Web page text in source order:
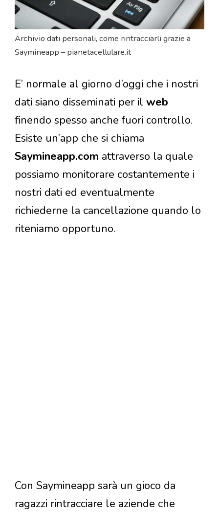
Archivio dati personali, come rintracciarli grazie a
Saymineapp – pianetacellulare.it
E’ normale al giorno d’oggi che i nostri
dati siano disseminati per il web
finendo spesso anche fuori controllo.
Esiste un’app che si chiama
Saymineapp.com attraverso la quale
possiamo monitorare costantemente i
nostri dati ed eventualmente
richiederne la cancellazione quando lo
riteniamo opportuno.
Con Saymineapp sarà un gioco da
ragazzi rintracciare le aziende che